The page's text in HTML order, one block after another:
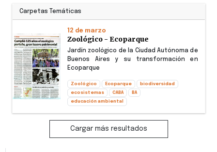
Carpetas Temáticas
12 de marzo
Zoológico - Ecoparque
Jardín zoológico de la Ciudad Autónoma de
Buenos Aires y su transformación en
Ecoparque
Zoológico Ecoparque biodiversidad
ecosistemas CABA BA
educación ambiental
Cargar más resultados